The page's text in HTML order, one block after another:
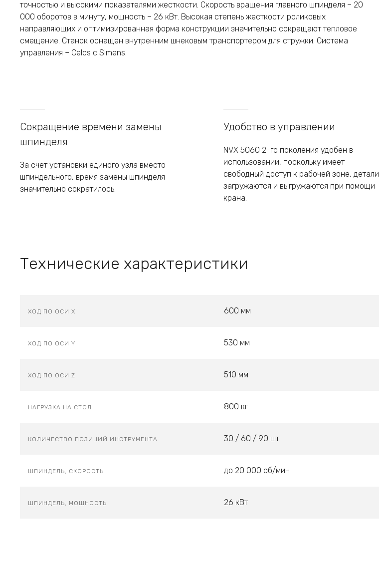
точностью и высокими показателями жесткости. Скорость вращения главного шпинделя – 20
000 оборотов в минуту, мощность – 26 кВт. Высокая степень жесткости роликовых
направляющих и оптимизированная форма конструкции значительно сокращают тепловое
смещение. Станок оснащен внутренним шнековым транспортером для стружки. Система
управления – Celos с Simens.
Сокращение времени замены
шпинделя
За счет установки единого узла вместо
шпиндельного, время замены шпинделя
значительно сократилось.
Удобство в управлении
NVX 5060 2-го поколения удобен в
использовании, поскольку имеет
свободный доступ к рабочей зоне, детали
загружаются и выгружаются при помощи
крана.
Технические характеристики
ХОД ПО ОСИ X 600 мм
ХОД ПО ОСИ Y 530 мм
ХОД ПО ОСИ Z 510 мм
НАГРУЗКА НА СТОЛ 800 кг
КОЛИЧЕСТВО ПОЗИЦИЙ ИНСТРУМЕНТА 30 / 60 / 90 шт.
ШПИНДЕЛЬ, СКОРОСТЬ до 20 000 об/мин
ШПИНДЕЛЬ, МОЩНОСТЬ 26 кВт